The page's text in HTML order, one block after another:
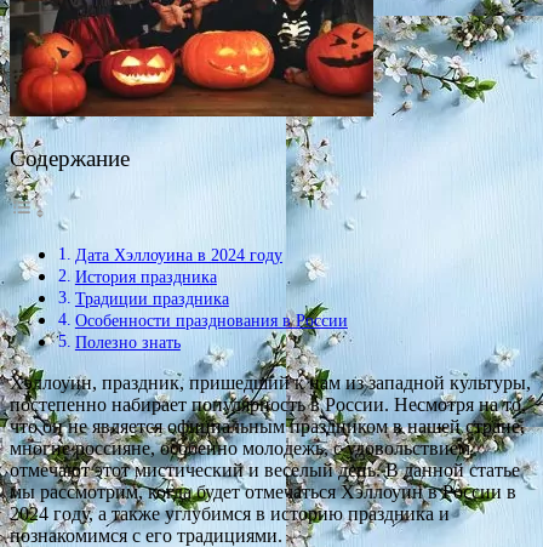
Содержание
Дата Хэллоуина в 2024 году
История праздника
Традиции праздника
Особенности празднования в России
Полезно знать
Хэллоуин, праздник, пришедший к нам из западной культуры,
постепенно набирает популярность в России. Несмотря на то,
что он не является официальным праздником в нашей стране,
многие россияне, особенно молодежь, с удовольствием
отмечают этот мистический и веселый день. В данной статье
мы рассмотрим, когда будет отмечаться Хэллоуин в России в
2024 году, а также углубимся в историю праздника и
познакомимся с его традициями.